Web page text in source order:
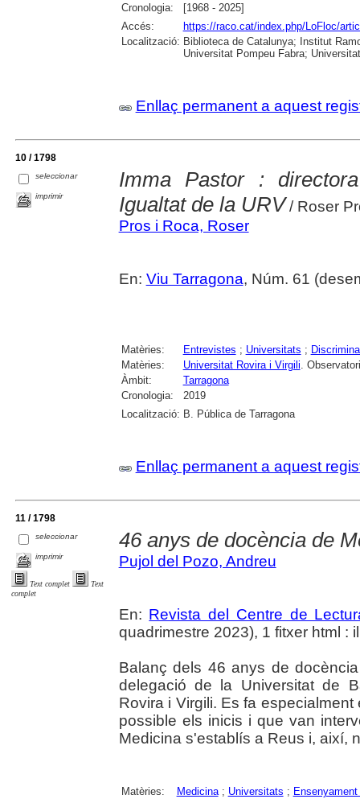
Cronologia:
[1968 - 2025]
Accés:
https://raco.cat/index.php/LoFloc/
Localització: Biblioteca de Catalunya; Institut
Universitat Pompeu Fabra;
Enllaç permanent a aquest
10 / 1798
seleccionar
imprimir
Imma Pastor :
Igualtat de la URV/ Roser
Pros i Roca, Roser
En: Viu Tarragona, Núm. 61
Matèries: Entrevistes ; Universitats ;
Matèries:
Universitat Rovira i Virgili.
Àmbit:
Tarragona
Cronologia:
2019
Localització: B. Pública de Tarragona
Enllaç permanent a aquest
11 / 1798
seleccionar
imprimir
Text complet
Text
complet
46 anys de docència de
Pujol del Pozo, Andreu
En: Revista del Centre de
quadrimestre 2023), 1 fitxer html :
Balanç dels 46 anys de
delegació de la Universitat de
Rovira i Virgili. Es fa
possible els inicis i que van
Medicina s'establís a Reus i, així,
Matèries: Medicina; Universitats ;